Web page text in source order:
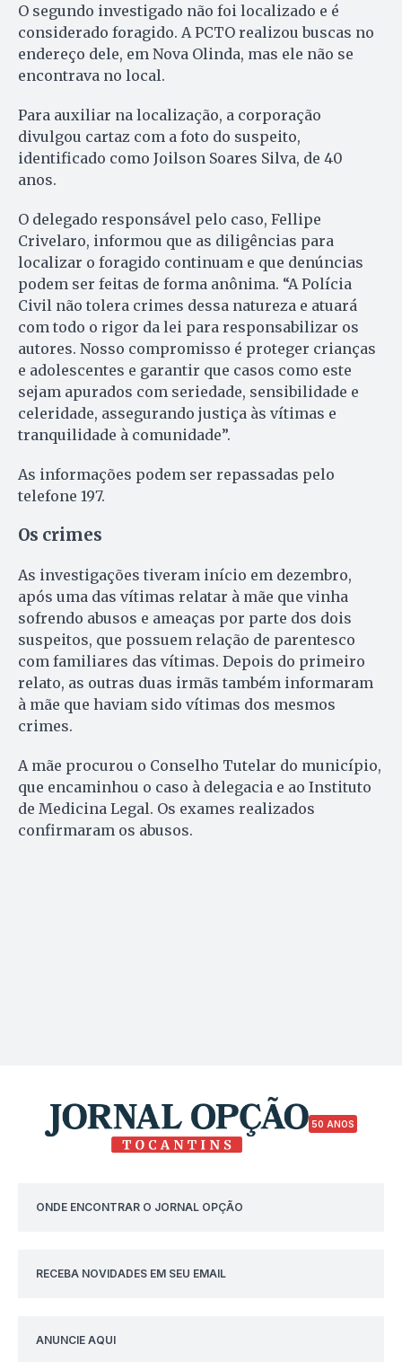
O segundo investigado não foi localizado e é
considerado foragido. A PCTO realizou buscas no
endereço dele, em Nova Olinda, mas ele não se
encontrava no local.
Para auxiliar na localização, a corporação
divulgou cartaz com a foto do suspeito,
identificado como Joilson Soares Silva, de 40
anos.
O delegado responsável pelo caso, Fellipe
Crivelaro, informou que as diligências para
localizar o foragido continuam e que denúncias
podem ser feitas de forma anônima. “A Polícia
Civil não tolera crimes dessa natureza e atuará
com todo o rigor da lei para responsabilizar os
autores. Nosso compromisso é proteger crianças
e adolescentes e garantir que casos como este
sejam apurados com seriedade, sensibilidade e
celeridade, assegurando justiça às vítimas e
tranquilidade à comunidade”.
As informações podem ser repassadas pelo
telefone 197.
Os crimes
As investigações tiveram início em dezembro,
após uma das vítimas relatar à mãe que vinha
sofrendo abusos e ameaças por parte dos dois
suspeitos, que possuem relação de parentesco
com familiares das vítimas. Depois do primeiro
relato, as outras duas irmãs também informaram
à mãe que haviam sido vítimas dos mesmos
crimes.
A mãe procurou o Conselho Tutelar do município,
que encaminhou o caso à delegacia e ao Instituto
de Medicina Legal. Os exames realizados
confirmaram os abusos.
50 ANOS
ONDE ENCONTRAR O JORNAL OPÇÃO
RECEBA NOVIDADES EM SEU EMAIL
ANUNCIE AQUI